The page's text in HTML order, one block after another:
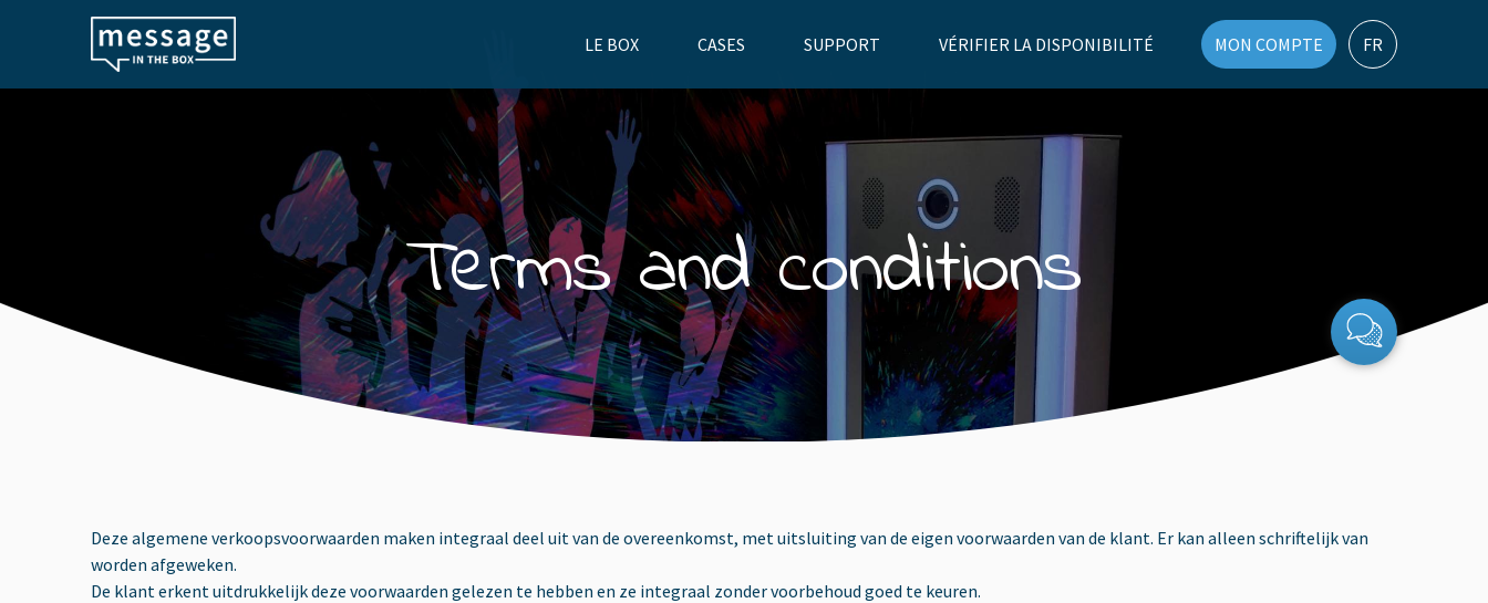
Skip to main content
LE BOX
CASES SUPPORT VÉRIFIER LA DISPONIBILITÉ MON COMPTE FR
Terms and conditions
Deze algemene verkoopsvoorwaarden maken integraal deel uit van de overeenkomst, met uitsluiting van de eigen voorwaarden van de klant. Er kan alleen schriftelijk van
worden afgeweken.
De klant erkent uitdrukkelijk deze voorwaarden gelezen te hebben en ze integraal zonder voorbehoud goed te keuren.